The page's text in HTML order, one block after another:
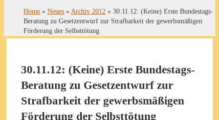
Home » Neues » Archiv 2012 » 30.11.12: (Keine) Erste Bundestags-
Beratung zu Gesetzentwurf zur Strafbarkeit der gewerbsmäßigen
Förderung der Selbsttötung
30.11.12: (Keine) Erste Bundestags-
Beratung zu Gesetzentwurf zur
Strafbarkeit der gewerbsmäßigen
Förderung der Selbsttötung